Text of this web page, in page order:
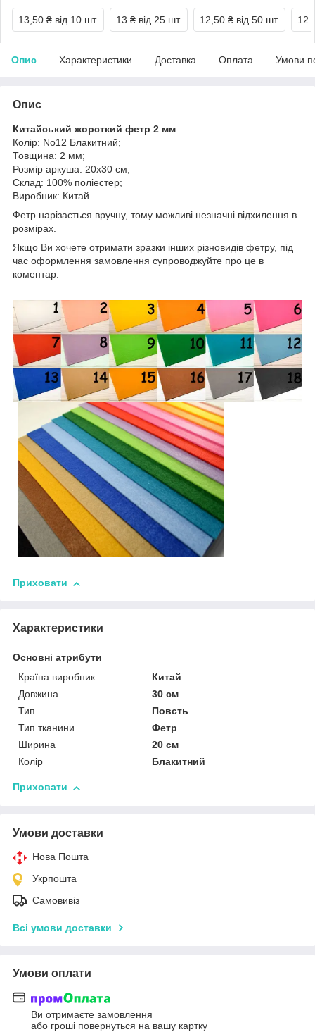
13,50 ₴ від 10 шт. 13 ₴ від 25 шт. 12,50 ₴ від 50 шт. 12
Опис Характеристики Доставка Оплата Умови
Опис
Китайський жорсткий фетр 2 мм
Колір: No12 Блакитний;
Товщина: 2 мм;
Розмір аркуша: 20х30 см;
Склад: 100% поліестер;
Виробник: Китай.
Фетр нарізається вручну, тому можливі незначні відхилення в
розмірах.
Якщо Ви хочете отримати зразки інших різновидів фетру, під
час оформлення замовлення супроводжуйте про це в
коментар.
Приховати
Характеристики
Основні атрибути
Країна виробник
Китай
Довжина
30 см
Тип
Повсть
Тип тканини
Фетр
Ширина
20 см
Колір
Блакитний
Приховати
Умови доставки
Нова Пошта
Укрпошта
Самовивіз
Всі умови доставки
Умови оплати
Ви отримаєте замовлення
або гроші повернуться на вашу картку